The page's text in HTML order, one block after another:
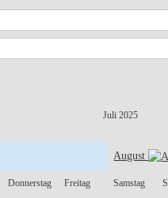
Juli 2025
August
Donnerstag Freitag Samstag